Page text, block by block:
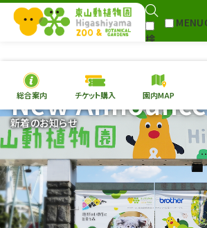
検
MENU
動物園
総合案内 チケット購入 園内MAP
新着のお知らせ
New